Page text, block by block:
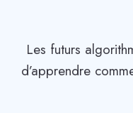
Les futurs
d’apprendre